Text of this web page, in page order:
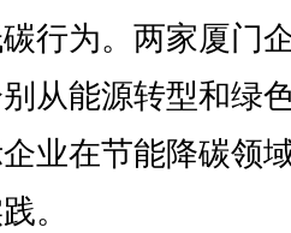
行为。两家厦门
从能源转型和绿
业在节能降碳领
。